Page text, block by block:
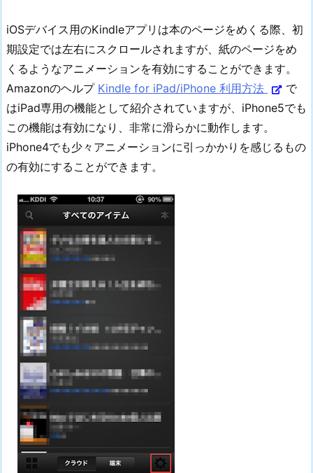
iOSデバイス用のKindleアプリは本のページをめくる際、初
期設定では左右にスクロールされますが、紙のページをめ
くるようなアニメーションを有効にすることができます。
Amazonのヘルプ Kindle for iPad/iPhone 利用方法
で
はiPad専用の機能として紹介されていますが、iPhone5でも
この機能は有効になり、非常に滑らかに動作します。
iPhone4でも少々アニメーションに引っかかりを感じるもの
の有効にすることができます。